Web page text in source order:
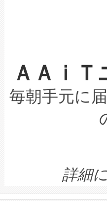
加組織は、
選定された
取得できる
設には、3億
最高経営責任
す。「当社
ームを利用
きます。こ
事業者の負
系統連系を
限を超えて
持できるよ
ービスレベル
テリー性能
念は、現在
ます。
quality and
BESS stack
狭視野の
ケーブル、
なレーザー
な環境下で
キロメートル
LiDAR for
は1535 nm
イズの小径
す。ノーマ
ートル先まで
ＡＡｉ
毎朝手元に
詳細